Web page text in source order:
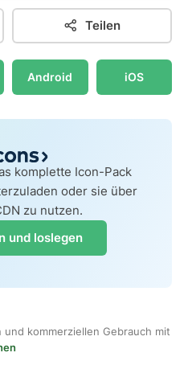
Teilen
Android iOS
komplette Icon-Pack
oder sie über
zu nutzen.
und loslegen
kommerziellen Gebrauch mit